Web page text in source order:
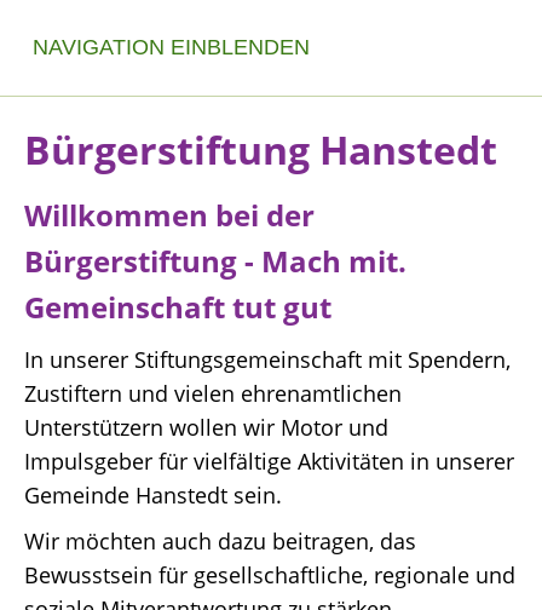
NAVIGATION EINBLENDEN
Bürgerstiftung Hanstedt
Willkommen bei der
Bürgerstiftung - Mach mit.
Gemeinschaft tut gut
In unserer Stiftungsgemeinschaft mit Spendern,
Zustiftern und vielen ehrenamtlichen
Unterstützern wollen wir Motor und
Impulsgeber für vielfältige Aktivitäten in unserer
Gemeinde Hanstedt sein.
Wir möchten auch dazu beitragen, das
Bewusstsein für gesellschaftliche, regionale und